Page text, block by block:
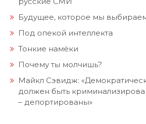
Будущее, которое мы
Под опекой интеллекта
Тонкие намёки
Почему ты молчишь?
Майкл Сэвидж:
должен быть
– депортированы»